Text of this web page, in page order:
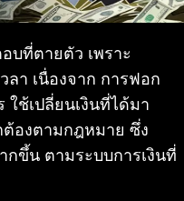
บที่ตายตัว เพราะ
ลา เนื่องจาก การฟอก
ใช้เปลี่ยนเงินที่ได้มา
องตามกฎหมาย ซึ่ง
ขึ้น ตามระบบการเงินที่